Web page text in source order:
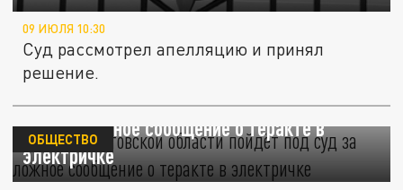
09 ИЮЛЯ 10:30
Суд рассмотрел апелляцию и принял
решение.
Житель Ростовской области пойдёт под
суд за ложное сообщение о теракте в
электричке
ОБЩЕСТВО